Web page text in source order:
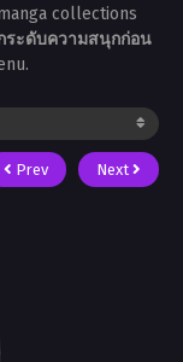
collections
ระดับความสนุกก่อน
Prev Next